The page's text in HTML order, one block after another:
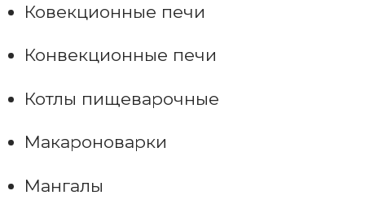
Ковекционные печи
Конвекционные печи
Котлы пищеварочные
Макароноварки
Мангалы